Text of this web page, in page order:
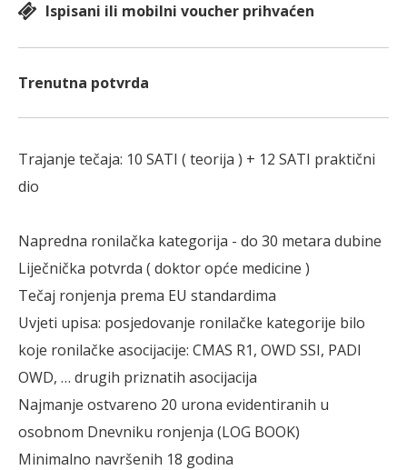
Ispisani ili mobilni voucher prihvaćen
Trenutna potvrda
Trajanje tečaja: 10 SATI ( teorija ) + 12 SATI praktični
dio
Napredna ronilačka kategorija - do 30 metara dubine
Liječnička potvrda ( doktor opće medicine )
Tečaj ronjenja prema EU standardima
Uvjeti upisa: posjedovanje ronilačke kategorije bilo
koje ronilačke asocijacije: CMAS R1, OWD SSI, PADI
OWD, … drugih priznatih asocijacija
Najmanje ostvareno 20 urona evidentiranih u
osobnom Dnevniku ronjenja (LOG BOOK)
Minimalno navršenih 18 godina